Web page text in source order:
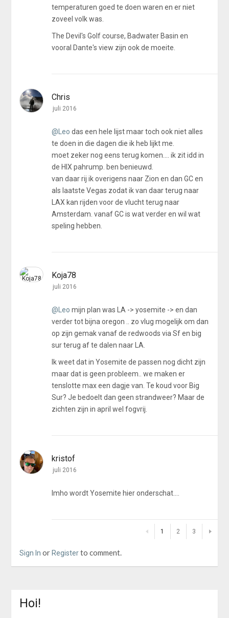
temperaturen goed te doen waren en er niet
zoveel volk was.
The Devil's Golf course, Badwater Basin en
vooral Dante's view zijn ook de moeite.
Chris
juli 2016
@Leo das een hele lijst maar toch ook niet alles
te doen in die dagen die ik heb lijkt me.
moet zeker nog eens terug komen.... ik zit idd in
de HIX pahrump. ben benieuwd.
van daar rij ik overigens naar Zion en dan GC en
als laatste Vegas zodat ik van daar terug naar
LAX kan rijden voor de vlucht terug naar
Amsterdam. vanaf GC is wat verder en wil wat
speling hebben.
Koja78
juli 2016
@Leo mijn plan was LA -> yosemite -> en dan
verder tot bijna oregon .. zo vlug mogelijk om dan
op zijn gemak vanaf de redwoods via Sf en big
sur terug af te dalen naar LA.
Ik weet dat in Yosemite de passen nog dicht zijn
maar dat is geen probleem.. we maken er
tenslotte max een dagje van. Te koud voor Big
Sur? Je bedoelt dan geen strandweer? Maar de
zichten zijn in april wel fogvrij.
kristof
juli 2016
Imho wordt Yosemite hier onderschat....
1 2 3
Sign In orRegisterto comment.
Hoi!